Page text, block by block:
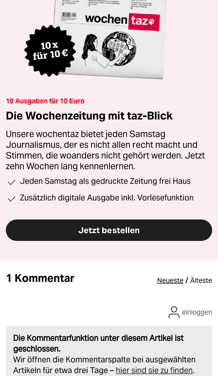
10 Ausgaben für 10 Euro
Die Wochenzeitung mit taz-Blick
Unsere wochentaz bietet jeden Samstag
Journalismus, der es nicht allen recht macht und
Stimmen, die woanders nicht gehört werden. Jetzt
zehn Wochen lang kennenlernen.
Jeden Samstag als gedruckte Zeitung frei Haus
Zusätzlich digitale Ausgabe inkl. Vorlesefunktion
Jetzt bestellen
1 Kommentar Neueste / Älteste
Die Kommentarfunktion unter diesem Artikel ist
geschlossen.
Wir öffnen die Kommentarspalte bei ausgewählten
Artikeln für etwa drei Tage – hier sind sie zu finden.
einloggen